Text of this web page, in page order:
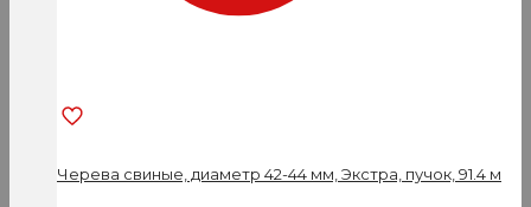
Черева свиные, диаметр 42-44 мм, Экстра, пучок, 91.4 м